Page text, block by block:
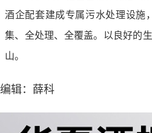
酒企配套建成专属污水处理设施
集、全处理、全覆盖。以良好的
山。
编辑：薛科